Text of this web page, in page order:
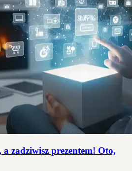
zadziwisz prezentem! Oto,